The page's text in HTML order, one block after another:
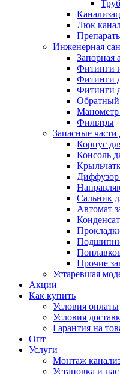
Люк
Инженерная
Запорная
Фитинги
Фитинги
Фитинги
Обратный
Манометр
Фильтры
Запасные части
Корпус
Консоль
Диффузор
Сальник
Автомат
Прочие
Устаревшая
Акции
Как купить
Условия оплаты
Условия
Гарантия на
Опт
Услуги
Монтаж
Установка и